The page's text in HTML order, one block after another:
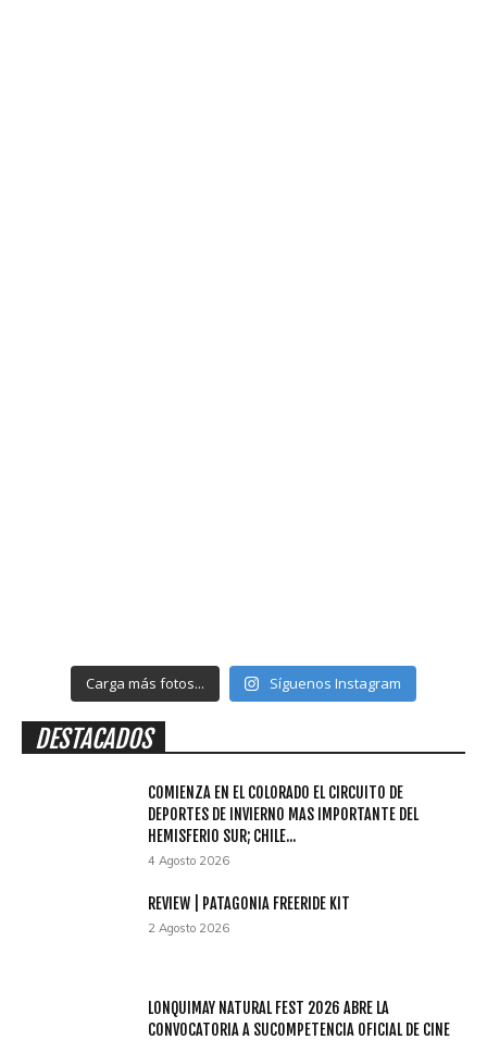
Carga más fotos... Síguenos Instagram
DESTACADOS
COMIENZA EN EL COLORADO EL CIRCUITO DE
DEPORTES DE INVIERNO MAS IMPORTANTE DEL
HEMISFERIO SUR; CHILE...
4 Agosto 2026
REVIEW | PATAGONIA FREERIDE KIT
2 Agosto 2026
LONQUIMAY NATURAL FEST 2026 ABRE LA
CONVOCATORIA A SUCOMPETENCIA OFICIAL DE CINE